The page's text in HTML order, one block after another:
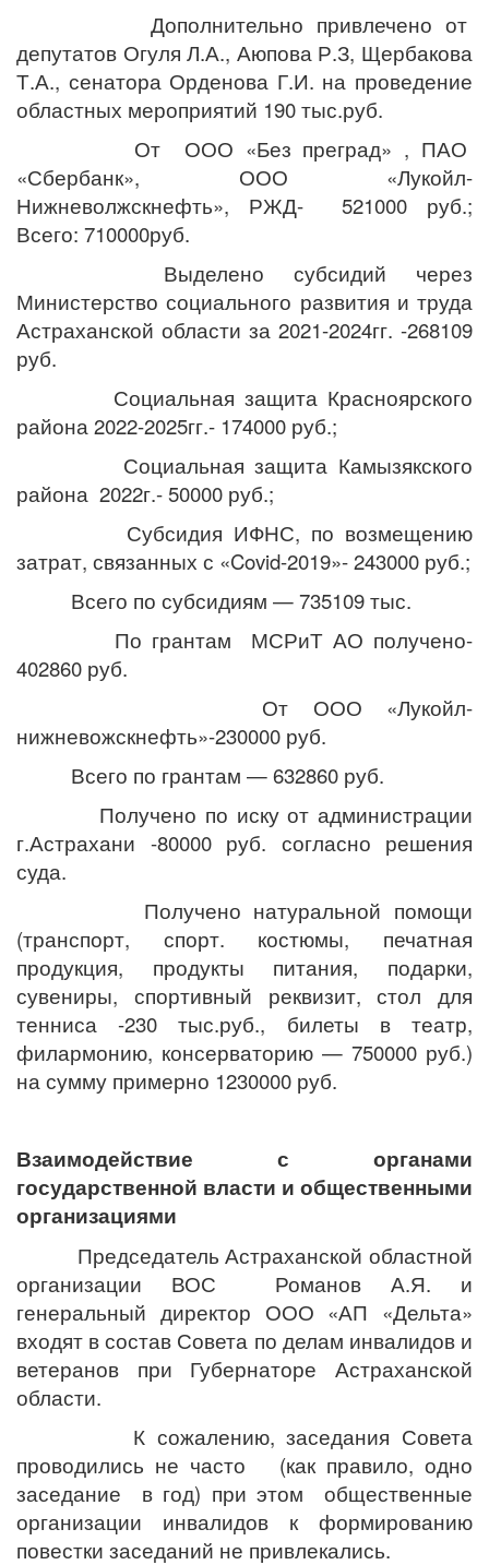
Дополнительно привлечено от
депутатов Огуля Л.А., Аюпова Р.З, Щербакова
Т.А., сенатора Орденова Г.И. на проведение
областных мероприятий 190 тыс.руб.
От ООО «Без преград» , ПАО
«Сбербанк», ООО «Лукойл-
Нижневолжскнефть», РЖД- 521000 руб.;
Всего: 710000руб.
Выделено субсидий через
Министерство социального развития и труда
Астраханской области за 2021-2024гг. -268109
руб.
Социальная защита Красноярского
района 2022-2025гг.- 174000 руб.;
Социальная защита Камызякского
района 2022г.- 50000 руб.;
Субсидия ИФНС, по возмещению
затрат, связанных с «Covid-2019»- 243000 руб.;
Всего по субсидиям — 735109 тыс.
По грантам МСРиТ АО получено-
402860 руб.
От ООО «Лукойл-
нижневожскнефть»-230000 руб.
Всего по грантам — 632860 руб.
Получено по иску от администрации
г.Астрахани -80000 руб. согласно решения
суда.
Получено натуральной помощи
(транспорт, спорт. костюмы, печатная
продукция, продукты питания, подарки,
сувениры, спортивный реквизит, стол для
тенниса -230 тыс.руб., билеты в театр,
филармонию, консерваторию — 750000 руб.)
на сумму примерно 1230000 руб.
Взаимодействие с органами
государственной власти и общественными
организациями
Председатель Астраханской областной
организации ВОС Романов А.Я. и
генеральный директор ООО «АП «Дельта»
входят в состав Совета по делам инвалидов и
ветеранов при Губернаторе Астраханской
области.
К сожалению, заседания Совета
проводились не часто (как правило, одно
заседание в год) при этом общественные
организации инвалидов к формированию
повестки заседаний не привлекались.